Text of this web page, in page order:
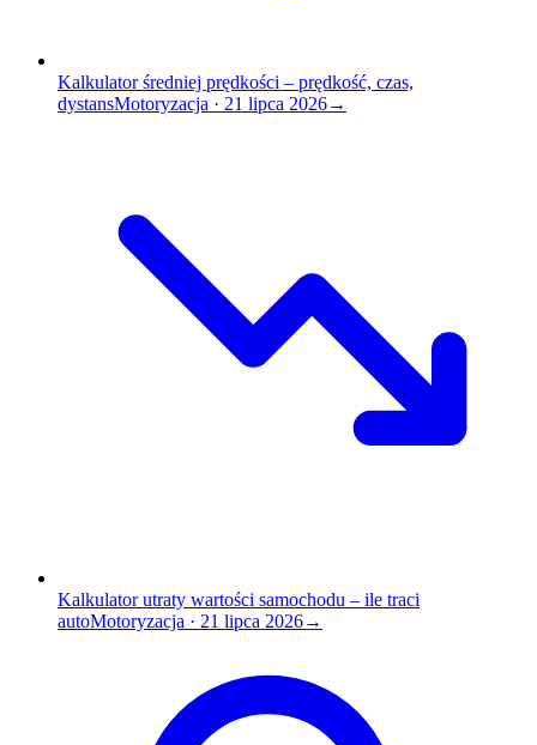
Kalkulator średniej prędkości – prędkość, czas,
dystansMotoryzacja · 21 lipca 2026→
Kalkulator utraty wartości samochodu – ile traci
autoMotoryzacja · 21 lipca 2026→